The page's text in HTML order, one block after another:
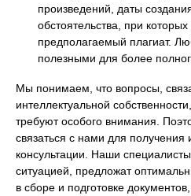
произведений, даты
обстоятельства, при
предполагаемый плагиат.
полезными для более
Мы понимаем, что вопросы,
интеллектуальной
требуют особого внимания.
связаться с нами для получения
консультации. Наши
ситуацией, предложат
в сборе и подготовке